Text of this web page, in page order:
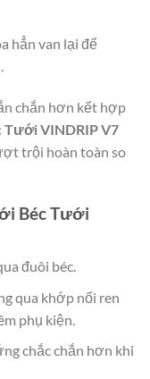
hẳn van lại để
chắn hơn kết hợp
Tưới VINDRIP V7
trội hoàn toàn so
Béc Tưới
đuôi béc.
qua khớp nối ren
phụ kiện.
chắc chắn hơn khi